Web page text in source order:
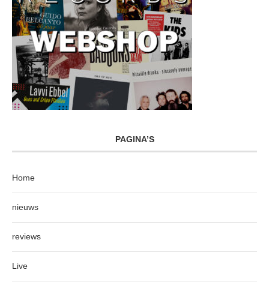
PAGINA’S
Home
nieuws
reviews
Live